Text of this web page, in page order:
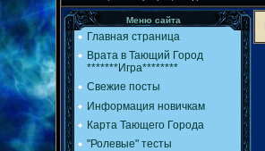
Меню сайта
Главная страница
Врата в Тающий Город
*******Игра********
Свежие посты
Информация новичкам
Карта Тающего Города
"Ролевые" тесты